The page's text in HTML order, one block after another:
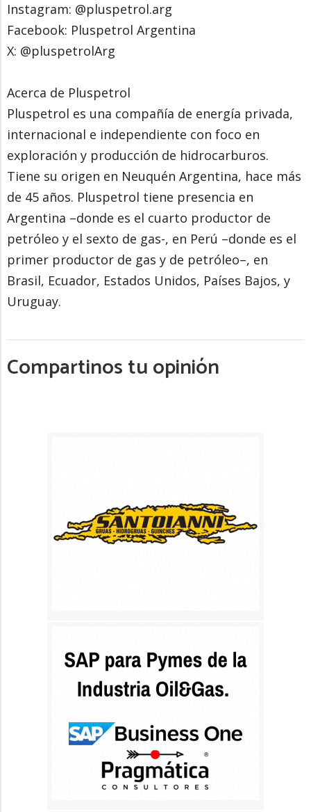
Instagram: @pluspetrol.arg
Facebook: Pluspetrol Argentina
X: @pluspetrolArg
Acerca de Pluspetrol
Pluspetrol es una compañía de energía privada,
internacional e independiente con foco en
exploración y producción de hidrocarburos.
Tiene su origen en Neuquén Argentina, hace más
de 45 años. Pluspetrol tiene presencia en
Argentina –donde es el cuarto productor de
petróleo y el sexto de gas-, en Perú –donde es el
primer productor de gas y de petróleo–, en
Brasil, Ecuador, Estados Unidos, Países Bajos, y
Uruguay.
Compartinos tu opinión